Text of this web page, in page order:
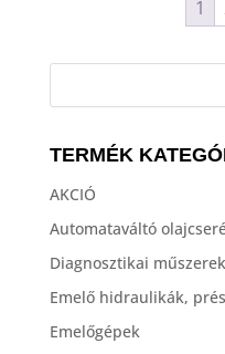
1
TERMÉK
AKCIÓ
Automataváltó
Diagnosztikai
Emelő hidraulikák,
Emelőgépek